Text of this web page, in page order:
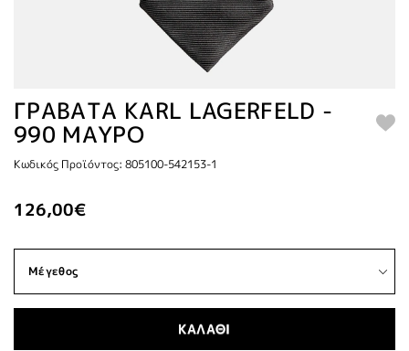
ΓΡΑΒΑΤΑ KARL LAGERFELD -
990 ΜΑΥΡΟ
Κωδικός Προϊόντος: 805100-542153-1
126,00€
ΚΑΛΑΘΙ